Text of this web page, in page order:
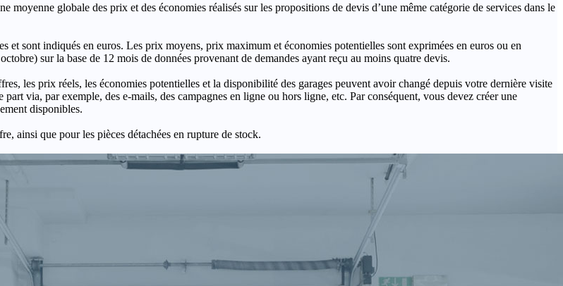
globale des prix et des économies réalisés sur les propositions de devis d’une même catégorie de services dans le
sont indiqués en euros. Les prix moyens, prix maximum et économies potentielles sont exprimées en euros ou en
sur la base de 12 mois de données provenant de demandes ayant reçu au moins quatre devis.
les prix réels, les économies potentielles et la disponibilité des garages peuvent avoir changé depuis votre dernière visite
via, par exemple, des e-mails, des campagnes en ligne ou hors ligne, etc. Par conséquent, vous devez créer une
disponibles.
ainsi que pour les pièces détachées en rupture de stock.